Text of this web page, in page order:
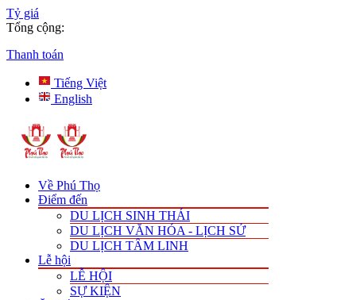
Tỷ giá
Tổng cộng:
Thanh toán
Tiếng Việt
English
Về Phú Thọ
Điểm đến
DU LỊCH SINH THÁI
DU LỊCH VĂN HÓA - LỊCH SỬ
DU LỊCH TÂM LINH
Lễ hội
LỄ HỘI
SỰ KIỆN